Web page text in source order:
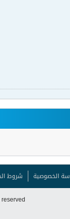
الخصوصية شروط